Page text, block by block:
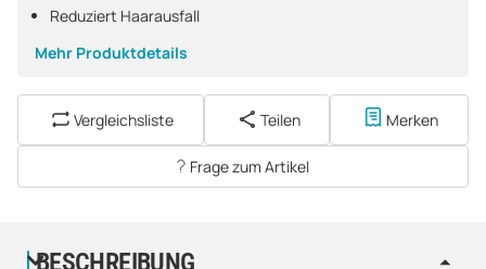
Reduziert Haarausfall
Mehr Produktdetails
Vergleichsliste Teilen Merken
Frage zum Artikel
BESCHREIBUNG